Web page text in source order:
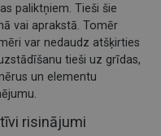
paliktņiem. Tieši šie
vai aprakstā. Tomēr
var nedaudz atšķirties
tieši uz grīdas,
un elementu
risinājumi